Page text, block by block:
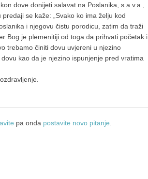
dove donijeti salavat na Poslanika, s.a.v.a.,
i njegovu čistu porodicu, zatim da traži
Bog je plemenitiji od toga da prihvati početak i
trebamo činiti dovu uvjereni u njezino
kao da je njezino ispunjenje pred vratima
pa onda postavite novo pitanje.